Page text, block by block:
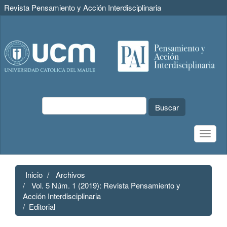
Revista Pensamiento y Acción Interdisciplinaria
Contenido
principal
Barra
lateral
Buscar
Toggle
Inicio
Archivos
Vol. 5 Núm. 1 (2019): Revista Pensamiento y
Acción Interdisciplinaria
Editorial